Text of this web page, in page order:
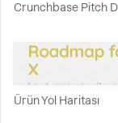
Crunchbase Pitch
Ürün Yol Haritası